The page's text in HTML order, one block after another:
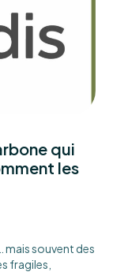
qui
les
mais souvent des
fragiles,